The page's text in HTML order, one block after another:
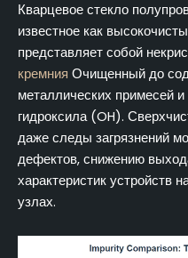
Кварцевое стекло
известное как
представляет собой
кремния Очищенный до
металлических примесей
гидроксила (OH).
даже следы загрязнений
дефектов, снижению
характеристик устройств
узлах.